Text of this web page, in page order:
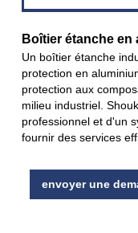
Boîtier étanche en
Un boîtier étanche
protection en
protection aux
milieu industriel.
professionnel et d'un
fournir des services
envoyer une